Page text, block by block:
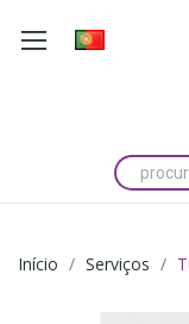
Início Serviços